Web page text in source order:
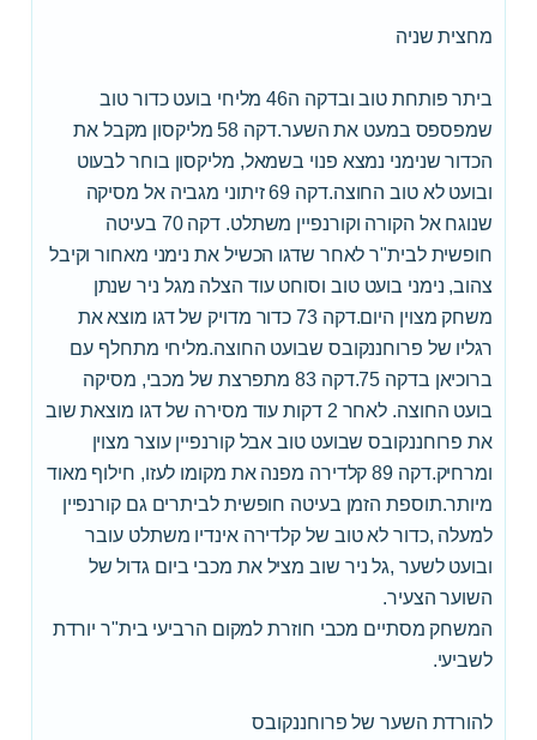
מחצית שניה
ביתר פותחת טוב ובדקה ה46 מליחי בועט כדור טוב
שמפספס במעט את השער.דקה 58 מליקסון מקבל את
הכדור שנימני נמצא פנוי בשמאל, מליקסון בוחר לבעוט
ובועט לא טוב החוצה.דקה 69 זיתוני מגביה אל מסיקה
שנוגח אל הקורה וקורנפיין משתלט. דקה 70 בעיטה
חופשית לבית"ר לאחר שדגו הכשיל את נימני מאחור וקיבל
צהוב, נימני בועט טוב וסוחט עוד הצלה מגל ניר שנתן
משחק מצוין היום.דקה 73 כדור מדויק של דגו מוצא את
רגליו של פרוחננקובס שבועט החוצה.מליחי מתחלף עם
ברוכיאן בדקה 75.דקה 83 מתפרצת של מכבי, מסיקה
בועט החוצה. לאחר 2 דקות עוד מסירה של דגו מוצאת שוב
את פרוחננקובס שבועט טוב אבל קורנפיין עוצר מצוין
ומרחיק.דקה 89 קלדירה מפנה את מקומו לעזו, חילוף מאוד
מיותר.תוספת הזמן בעיטה חופשית לביתרים גם קורנפיין
למעלה ,כדור לא טוב של קלדירה אינדיו משתלט עובר
ובועט לשער ,גל ניר שוב מציל את מכבי ביום גדול של
השוער הצעיר.
המשחק מסתיים מכבי חוזרת למקום הרביעי בית"ר יורדת
לשביעי.
להורדת השער של פרוחננקובס